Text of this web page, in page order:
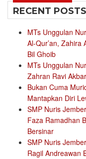
RECENT POSTS
MTs Unggulan
Al-Qur’an, Zahira
Bil Ghoib
MTs Unggulan
Zahran Ravi
Bukan Cuma
Mantapkan Diri
SMP Nuris
Faza Ramadhan
Bersinar
SMP Nuris
Ragil Andreawan